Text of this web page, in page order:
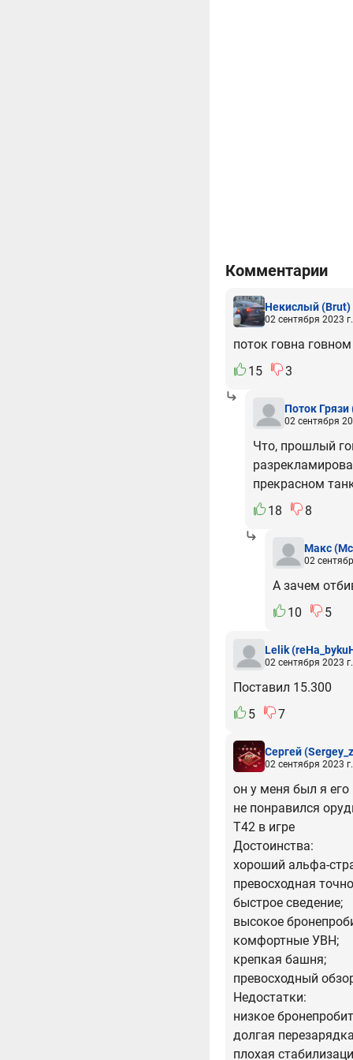
Комментарии
Некислый(Brut)
02 сентября 2023 г.
поток говна
15
3
Поток Грязи
02 сентября
Что, прошлый
прекрасном
18
8
Макс
02
А зачем
10
5
Lelik
02 сентября 2023 г.
Поставил 15.300
5
7
Сергей
02 сентября 2023 г.
он у меня был я
не понравился
T42 в игре
Достоинства:
хороший альфа-
превосходная
быстрое сведение;
высокое
комфортные УВН;
крепкая башня;
превосходный
Недостатки:
низкое
долгая
плохая